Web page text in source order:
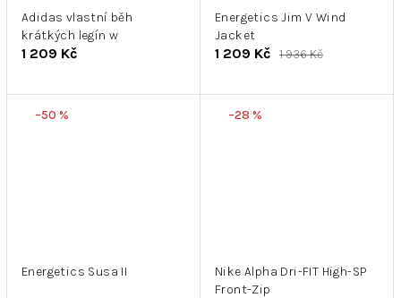
Adidas vlastní běh
krátkých legín w
1 209 Kč
Energetics Jim V Wind
Jacket
1 209 Kč 1 936 Kč
–50 %
Energetics Susa II
–28 %
Nike Alpha Dri-FIT High-SP
Front-Zip